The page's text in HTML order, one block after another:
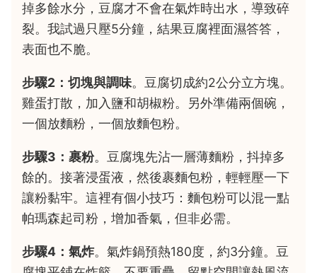
掉多餘水分，豆腐才不會在氣炸時出水，導致碎
裂。我試過只壓5分鐘，結果豆腐裡面濕答答，
表面也不脆。
步驟2：切塊與調味。豆腐切成約2公分立方塊。
雞蛋打散，加入鹽和胡椒粉。另外準備兩個碗，
一個放麵粉，一個放麵包粉。
步驟3：裹粉。豆腐塊先沾一層薄麵粉，抖掉多
餘的。接著浸蛋液，然後裹麵包粉，輕輕壓一下
讓粉黏牢。這裡有個小技巧：麵包粉可以混一點
帕瑪森起司粉，增加香氣，但非必需。
步驟4：氣炸。氣炸鍋預熱180度，約3分鐘。豆